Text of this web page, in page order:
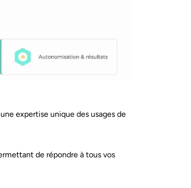
expertise unique des usages de
de répondre à tous vos